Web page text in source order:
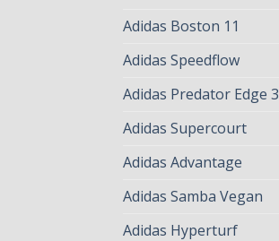
Adidas Boston 11
Adidas Speedflow
Adidas Predator Edge 3
Adidas Supercourt
Adidas Advantage
Adidas Samba Vegan
Adidas Hyperturf